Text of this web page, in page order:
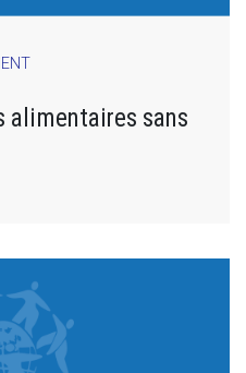
alimentaires sans